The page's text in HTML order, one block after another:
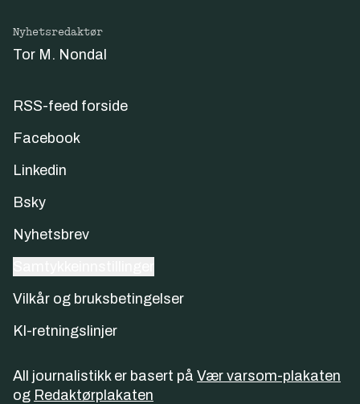
Nyhetsredaktør
Tor M. Nondal
RSS-feed forside
Facebook
Linkedin
Bsky
Nyhetsbrev
Vilkår og bruksbetingelser
KI-retningslinjer
All journalistikk er basert på Vær varsom-plakaten
og Redaktørplakaten